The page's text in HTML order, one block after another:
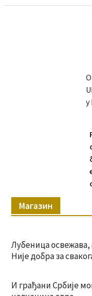
у
Магазин
Лубеница освежава,
Није добра за
И грађани Србије